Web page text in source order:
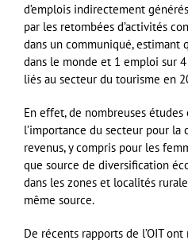
d’emplois indirectement
par les retombées d’activités
dans un communiqué, estimant
dans le monde et 1 emploi sur
liés au secteur du tourisme en
En effet, de nombreuses
l’importance du secteur pour la
revenus, y compris pour les
que source de diversification
dans les zones et localités
même source.
De récents rapports de l’OIT